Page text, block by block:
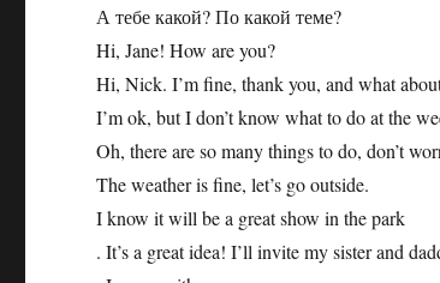
А тебе какой? По какой теме?
Hi, Jane! How are you?
Hi, Nick. I’m fine, thank you, and what
I’m ok, but I don’t know what to do at the
Oh, there are so many things to do, don’t
The weather is fine, let’s go outside.
I know it will be a great show in the park
. It’s a great idea! I’ll invite my sister and